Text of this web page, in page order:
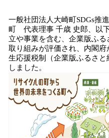
！
数
を
読
み
込
み
中
で
一般社団法人大崎町SDGs推
町 代表理事 千歳 史郎、以
立や事業を含む、企業版ふ
取り組みが評価され、内閣
生応援税制（企業版ふるさ
しました。